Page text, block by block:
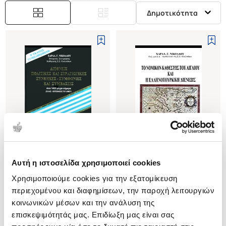
Αυτή η ιστοσελίδα χρησιμοποιεί cookies
Χρησιμοποιούμε cookies για την εξατομίκευση
περιεχομένου και διαφημίσεων, την παροχή λειτουργιών
κοινωνικών μέσων και την ανάλυση της
επισκεψιμότητάς μας. Επιδίωξη μας είναι σας
Δημοτικότητα
(0)
ΔΙΕΘΝΕΙΣ ΠΟΛΙΤΙΚΕΣ ΚΑΙ
ΣΤΡΑΤΙΩΤΙΚΕΣ ΣΥΝΘΗΚΕΣ,
ΣΥΜΦΩΝΙΕΣ ΚΑΙ ΣΥΜΒΑΣΕΙΣ
ΑΠΟ ΤΟ 1453 ΜΕΧΡΙ ΣΗΜΕΡΑ
(ΕΛΛΑΣ - ΧΕΡΣΟΝΗΣΟΣ ΤΟΥ
ΝΙΚΟΛΑΟΥ Γ.
ΧΑΡΑΛΑΜΠΟΣ
ΤΟ ΝΟΜΙΚΟΝ ΚΑΘΕΣΤΩΣ ΤΟΥ
ΑΙΓΑΙΟΥ ΚΑΙ Η ΕΛΛΗΝΟΤΟΥΡΚΙΚΗ
ΔΙΕΝΕΞΙΣ
ΝΙΚΟΛΑΟΥ Γ.
ΧΑΡΑΛΑΜΠΟΣ